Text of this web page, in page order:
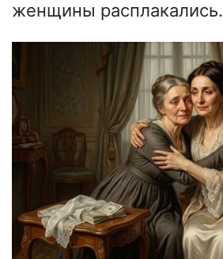
женщины расплакались.